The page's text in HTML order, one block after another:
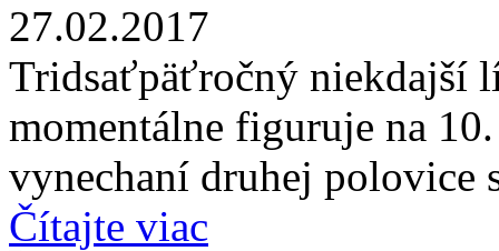
27.02.2017
Tridsaťpäťročný niekdajší
momentálne figuruje na
vynechaní druhej polovice
Čítajte viac